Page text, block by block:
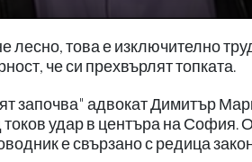
лесно, това е изключително
че си прехвърлят топката.
започва" адвокат Димитър
удар в центъра на София.
е свързано с редица